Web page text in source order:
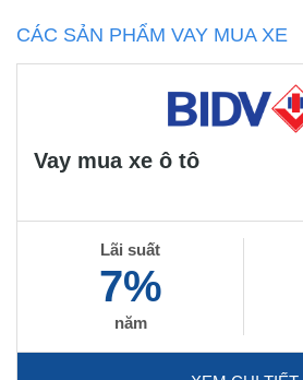
CÁC SẢN PHẨM VAY MUA XE
Vay mua xe ô tô
Lãi suất
7%
năm